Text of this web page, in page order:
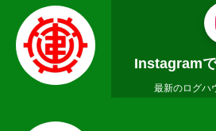
Instagram
最新のログハ